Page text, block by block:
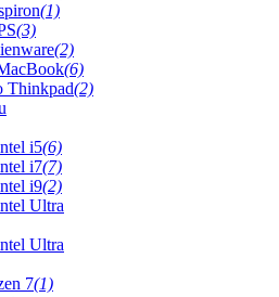
(1)
(3)
(2)
(6)
Thinkpad(2)
i5(6)
i7(7)
i9(2)
Ultra
Ultra
7(1)